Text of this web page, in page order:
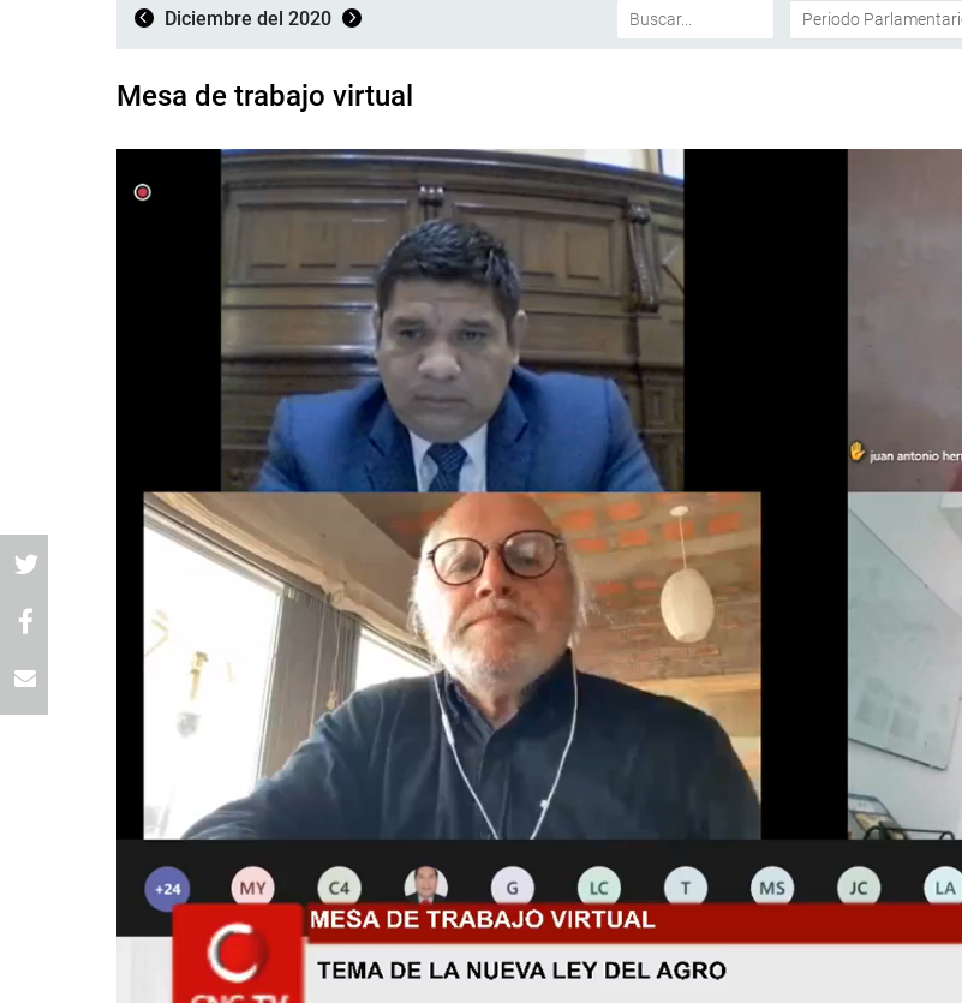
Diciembre del 2020
Mesa de trabajo virtual